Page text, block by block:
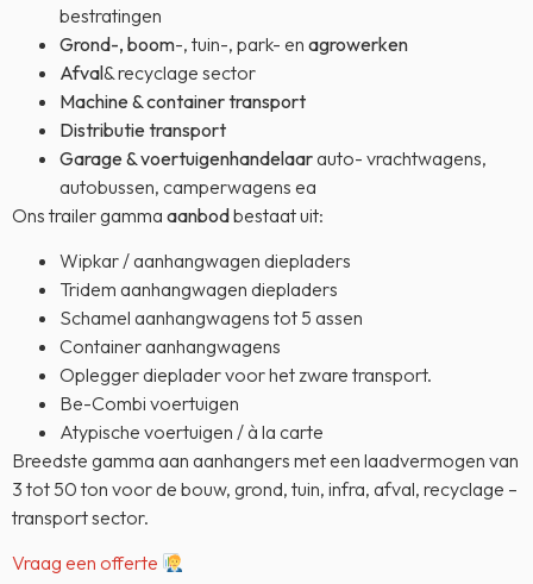
bestratingen
Grond-, boom-, tuin-, park- en agrowerken
Afval& recyclage sector
Machine & container transport
Distributie transport
Garage & voertuigenhandelaarauto- vrachtwagens,
autobussen, camperwagens ea
Ons trailer gamma aanbodbestaat uit:
Wipkar / aanhangwagen diepladers
Tridem aanhangwagen diepladers
Schamel aanhangwagens tot 5 assen
Container aanhangwagens
Oplegger dieplader voor het zware transport.
Be-Combi voertuigen
Atypische voertuigen / à la carte
Breedste gamma aan aanhangers met een laadvermogen van
3 tot 50 ton voor de bouw, grond, tuin, infra, afval, recyclage –
transport sector.
Vraag een offerte